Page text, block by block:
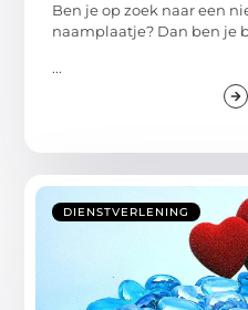
Ben je op zoek naar een
naamplaatje? Dan ben je
...
DIENSTVERLENING